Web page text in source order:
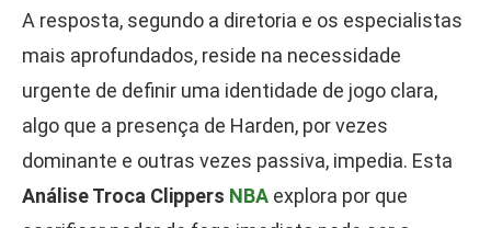
A resposta, segundo a diretoria e os especialistas
mais aprofundados, reside na necessidade
urgente de definir uma identidade de jogo clara,
algo que a presença de Harden, por vezes
dominante e outras vezes passiva, impedia. Esta
Análise Troca Clippers NBA explora por que